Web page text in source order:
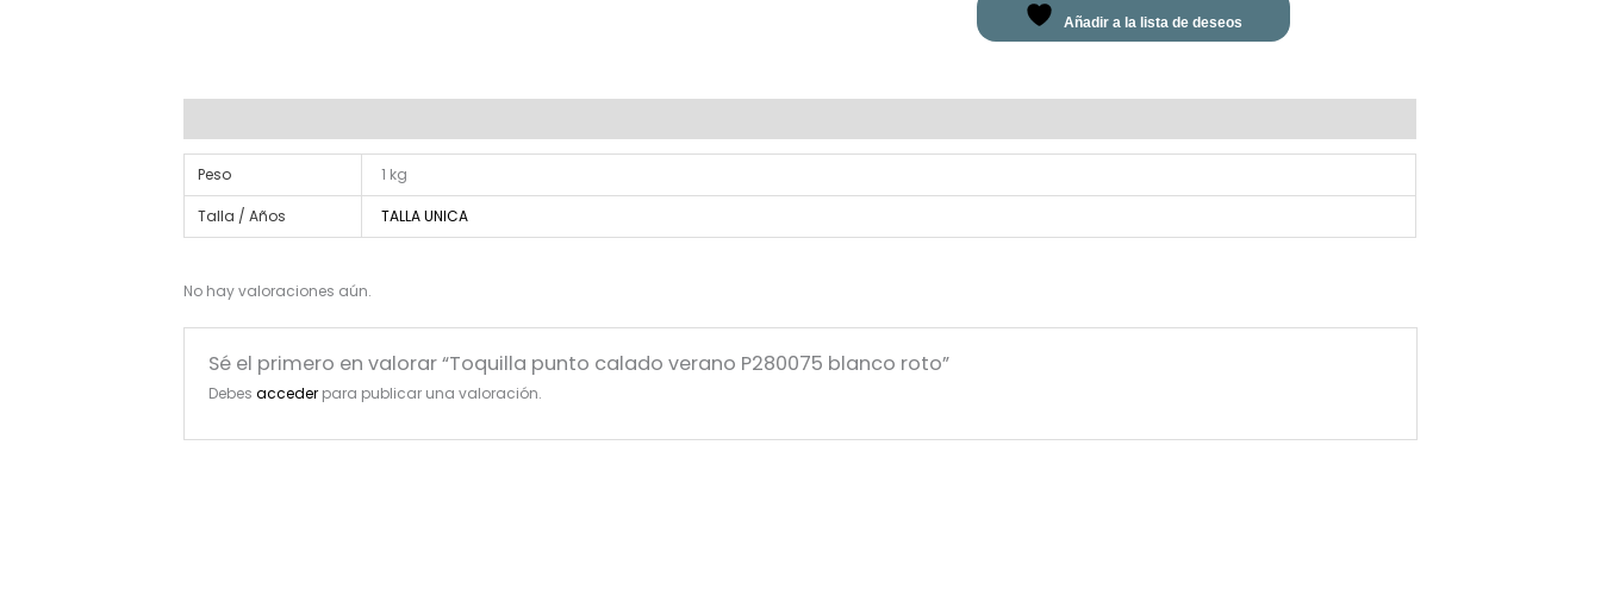
Añadir a la lista de deseos
Peso 1 kg
Talla / Años TALLA UNICA
No hay valoraciones aún.
Sé el primero en valorar “Toquilla punto calado verano P280075 blanco roto”
Debesacceder para publicar una valoración.